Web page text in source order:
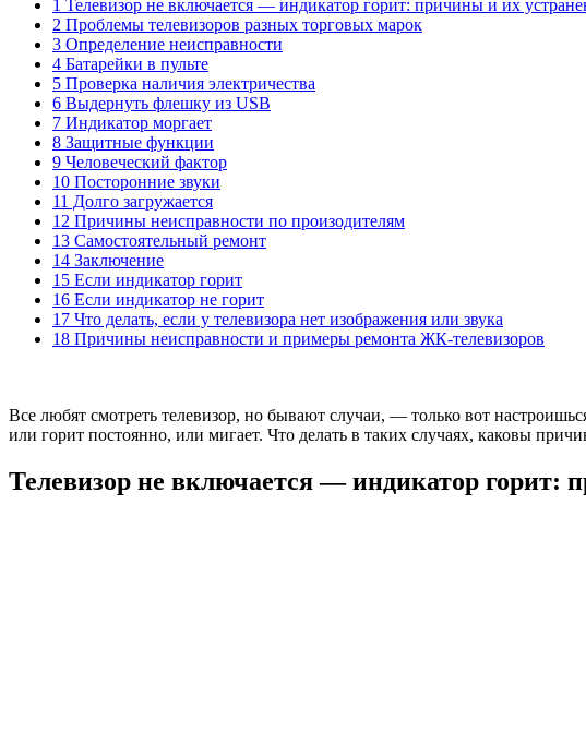
1 Телевизор не включается — индикатор горит: причины и их
2 Проблемы телевизоров разных торговых марок
3 Определение неисправности
4 Батарейки в пульте
5 Проверка наличия электричества
6 Выдернуть флешку из USB
7 Индикатор моргает
8 Защитные функции
9 Человеческий фактор
10 Посторонние звуки
11 Долго загружается
12 Причины неисправности по произодителям
13 Самостоятельный ремонт
14 Заключение
15 Если индикатор горит
16 Если индикатор не горит
17 Что делать, если у телевизора нет изображения или звука
18 Причины неисправности и примеры ремонта ЖК-телевизоров
Все любят смотреть телевизор, но бывают случаи, — только вот
или горит постоянно, или мигает. Что делать в таких случаях, каковы
Телевизор не включается — индикатор горит: